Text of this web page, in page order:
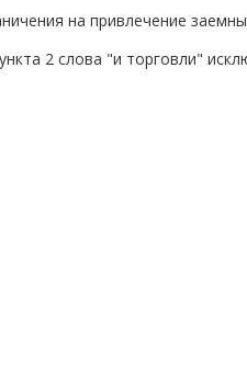
на привлечение
2 слова "и торговли"